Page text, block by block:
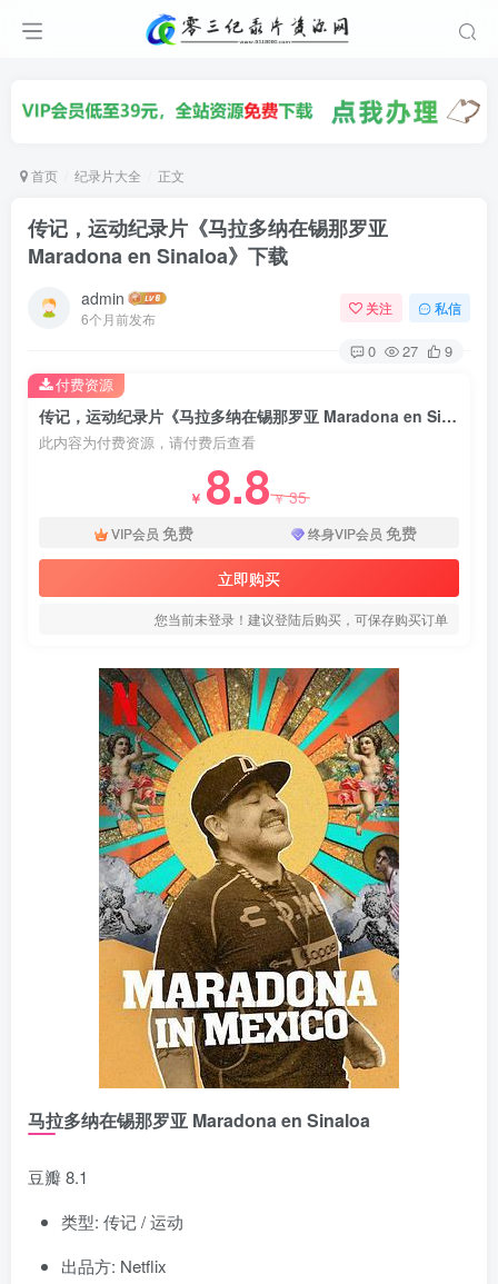
首页 纪录片大全 正文
传记，运动纪录片《马拉多纳在锡那罗亚
Maradona en Sinaloa》下载
admin
6个月前发布
关注 私信
0 27 9
传记，运动纪录片《马拉多纳在锡那罗亚 Maradona en Sinaloa》下载
此内容为付费资源，请付费后查看
￥ 8.8￥35
VIP会员 免费 终身VIP会员 免费
立即购买
您当前未登录！建议登陆后购买，可保存购买订单
付费资源
马拉多纳在锡那罗亚 Maradona en Sinaloa
豆瓣 8.1
类型: 传记 / 运动
出品方: Netflix